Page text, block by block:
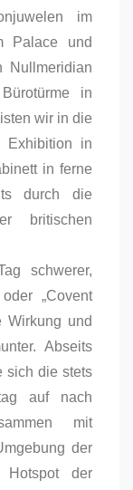
im
Palace und
Nullmeridian
in
wir in die
Exhibition in
in ferne
durch die
britischen
schwerer,
„Covent
Wirkung und
Abseits
sich die stets
auf nach
mit
der
Hotspot der